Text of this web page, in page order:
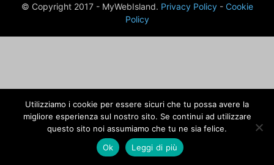
© Copyright 2017 - MyWebIsland. Privacy Policy- Cookie
Policy
Utilizziamo i cookie per essere sicuri che tu possa avere la
migliore esperienza sul nostro sito. Se continui ad utilizzare
questo sito noi assumiamo che tu ne sia felice.
Ok
Leggi di più